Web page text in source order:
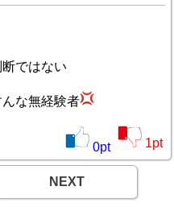
ではない
な無経験者
0pt 1pt
NEXT